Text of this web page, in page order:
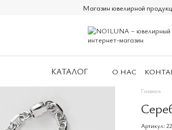
Магазин ювелирной
КАТАЛОГ О НАС
Главная
Артикул: